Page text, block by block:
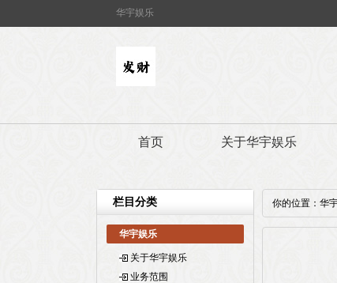
华宇娱乐
首页 关于华宇娱乐
栏目分类
华宇娱乐
关于华宇娱乐
业务范围
你的位置： 华